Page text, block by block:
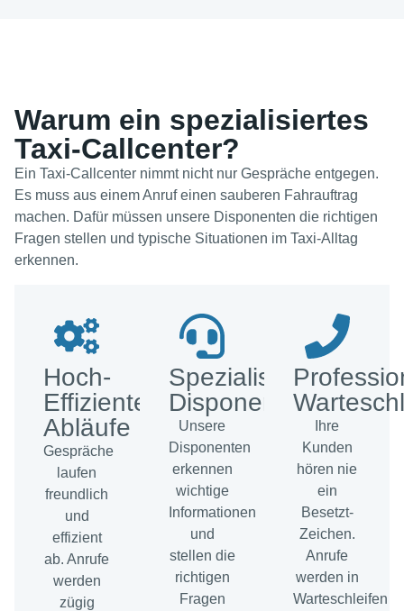
Warum ein spezialisiertes
Taxi-Callcenter?
Ein Taxi-Callcenter nimmt nicht nur Gespräche entgegen.
Es muss aus einem Anruf einen sauberen Fahrauftrag
machen. Dafür müssen unsere Disponenten die richtigen
Fragen stellen und typische Situationen im Taxi-Alltag
erkennen.
Hoch-
Effiziente
Abläufe
Gespräche
laufen
freundlich
und
effizient
ab. Anrufe
werden
zügig
Spezialisierte
Disponenten​
Unsere
Disponenten
erkennen
wichtige
Informationen
und
stellen die
richtigen
Fragen
Ihre
Kunden
hören nie
ein
Besetzt-
Zeichen.
Anrufe
werden in
Warteschleifen